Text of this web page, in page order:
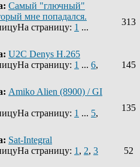
Самый "глючный"
мне попадался.
На страницу: 1 ...
313
U2C Denys H.265
На страницу: 1 ... 6,
145
Amiko Alien (8900) / GI
На страницу: 1 ... 5,
135
Sat-Integral
На страницу: 1 , 2, 3
52